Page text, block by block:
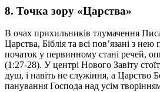
8. Точка зору «Царства»
В очах прихильників тлумачення
Царства, Біблія та всі пов’язані з нею
початок у первинному стані речей,
(1:27-28). У центрі Нового Завіту
душ, і навіть не служіння, а Царство
панування Господа над усім